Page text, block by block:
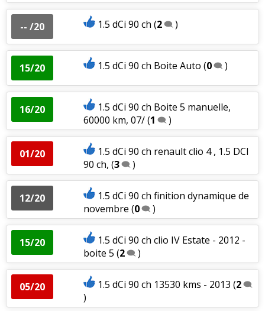
-- /20 1.5 dCi 90 ch (2 )
15/20 1.5 dCi 90 ch Boite Auto (0 )
16/20
1.5 dCi 90 ch Boite 5 manuelle,
60000 km, 07/(1 )
01/20
1.5 dCi 90 ch renault clio 4 , 1.5 DCI
90 ch, (3 )
12/20
1.5 dCi 90 ch finition dynamique de
novembre (0 )
15/20
1.5 dCi 90 ch clio IV Estate - 2012 -
boite 5 (2 )
05/20 1.5 dCi 90 ch 13530 kms - 2013 (2
)